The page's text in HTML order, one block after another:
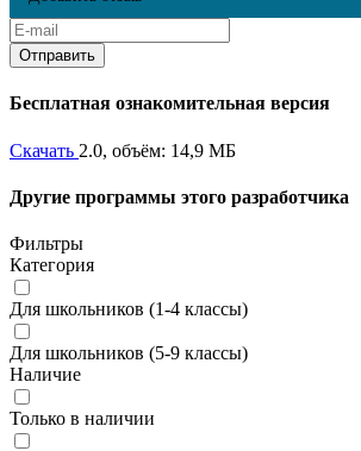
Бесплатная ознакомительная версия
Скачать 2.0, объём: 14,9 МБ
Другие программы этого разработчика
Фильтры
Категория
Для школьников (1-4 классы)
Для школьников (5-9 классы)
Наличие
Только в наличии